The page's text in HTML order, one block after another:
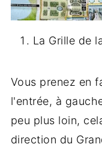
La Grille de
Vous prenez en
l'entrée, à
peu plus loin,
direction du